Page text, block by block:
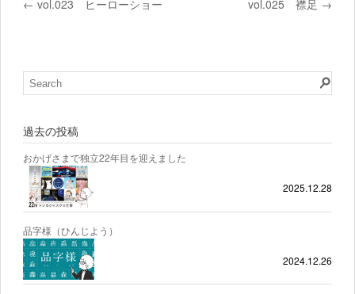
← vol.023 ヒーローショー vol.025 襟足 →
過去の投稿
おかげさまで独立22年目を迎えました
2025.12.28
品字様（ひんじよう）
2024.12.26